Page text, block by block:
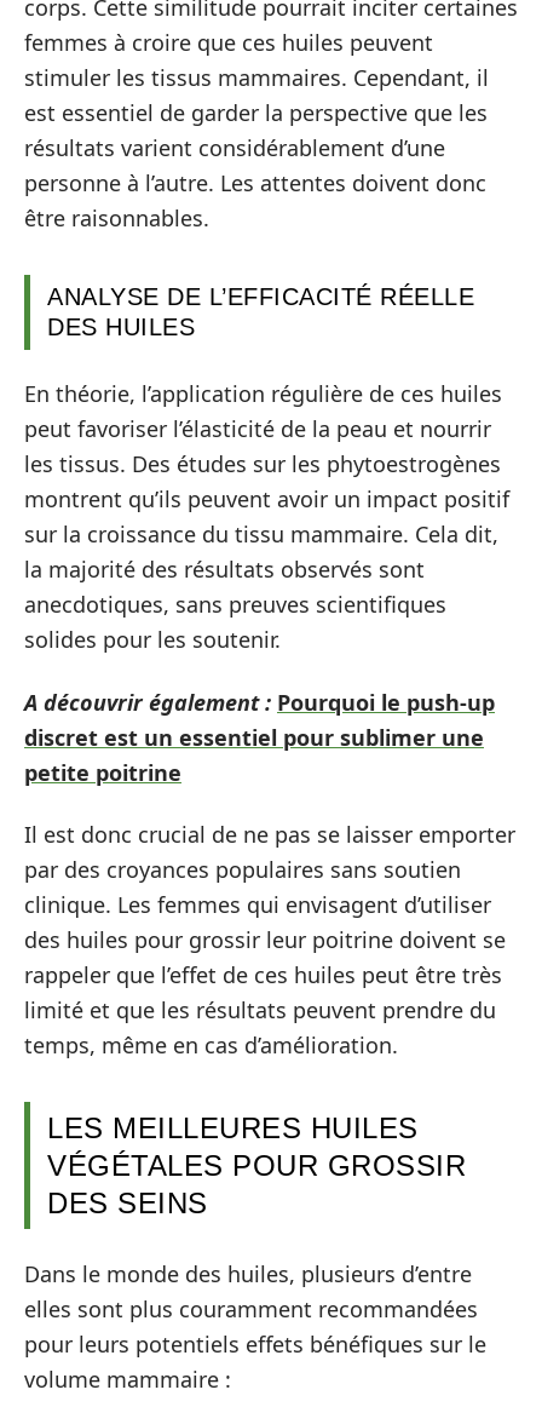
corps. Cette similitude pourrait inciter certaines
femmes à croire que ces huiles peuvent
stimuler les tissus mammaires. Cependant, il
est essentiel de garder la perspective que les
résultats varient considérablement d’une
personne à l’autre. Les attentes doivent donc
être raisonnables.
ANALYSE DE L’EFFICACITÉ RÉELLE
DES HUILES
En théorie, l’application régulière de ces huiles
peut favoriser l’élasticité de la peau et nourrir
les tissus. Des études sur les phytoestrogènes
montrent qu’ils peuvent avoir un impact positif
sur la croissance du tissu mammaire. Cela dit,
la majorité des résultats observés sont
anecdotiques, sans preuves scientifiques
solides pour les soutenir.
A découvrir également : Pourquoi le push-up
discret est un essentiel pour sublimer une
petite poitrine
Il est donc crucial de ne pas se laisser emporter
par des croyances populaires sans soutien
clinique. Les femmes qui envisagent d’utiliser
des huiles pour grossir leur poitrine doivent se
rappeler que l’effet de ces huiles peut être très
limité et que les résultats peuvent prendre du
temps, même en cas d’amélioration.
LES MEILLEURES HUILES
VÉGÉTALES POUR GROSSIR
DES SEINS
Dans le monde des huiles, plusieurs d’entre
elles sont plus couramment recommandées
pour leurs potentiels effets bénéfiques sur le
volume mammaire :